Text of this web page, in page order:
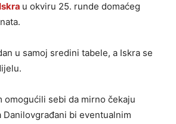
Iskra u okviru 25. runde domaćeg
u samoj sredini tabele, a Iskra se
omogućili sebi da mirno čekaju
Danilovgrađani bi eventualnim